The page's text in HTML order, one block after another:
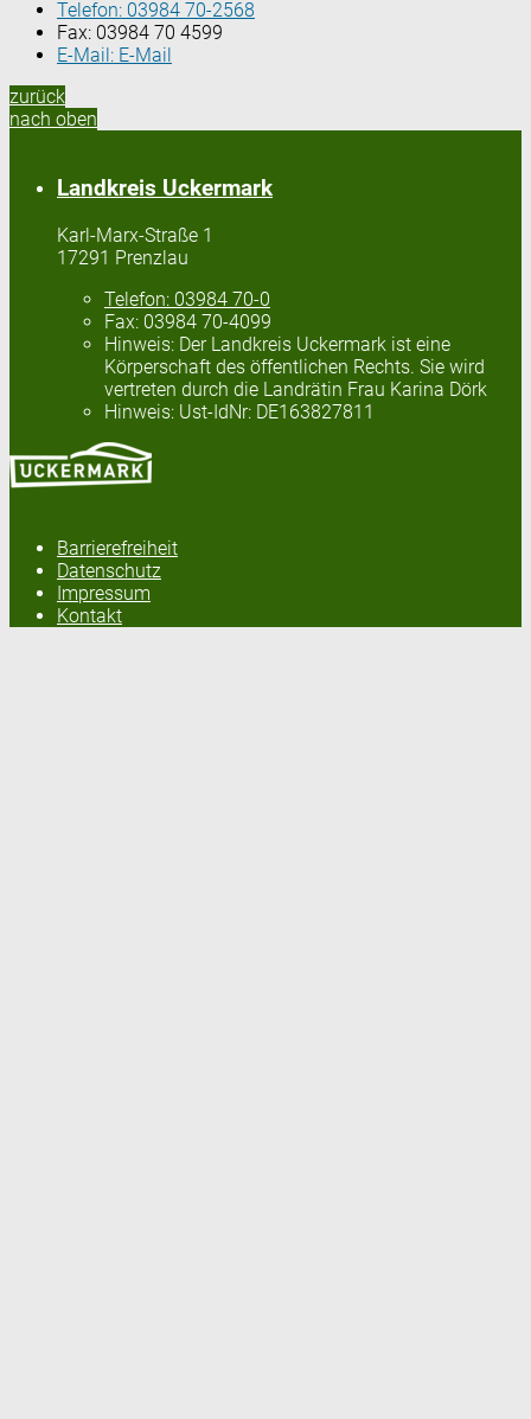
Telefon: 03984 70-2568
Fax: 03984 70 4599
E-Mail: E-Mail
zurück
nach oben
Landkreis Uckermark
Karl-Marx-Straße 1
17291 Prenzlau
Telefon: 03984 70-0
Fax: 03984 70-4099
Hinweis: Der Landkreis Uckermark ist eine
Körperschaft des öffentlichen Rechts. Sie wird
vertreten durch die Landrätin Frau Karina Dörk
Hinweis: Ust-IdNr: DE163827811
Barrierefreiheit
Datenschutz
Impressum
Kontakt